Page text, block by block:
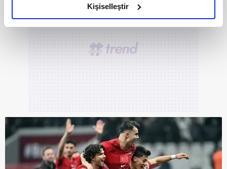
olduğunu ve sizlere en iyi içerikleri sunabilmek adına
elimizden gelen çabayı gösterdiğimizi ve bu noktada,
reklamların maliyetlerimizi karşılamak noktasında tek gelir
kalemimiz olduğunu sizlere hatırlatmak isteriz.
Her halükârda, kullanıcılar, bu çerezlere izin vermedikleri
takdirde, kullanıcılara hedefli reklamlar
gösterilmeyecektir."
Sizlere daha iyi bir hizmet sunabilmek için İnternet
Sitemizde kendimize ve üçüncü kişilere ait çerezler
kullanılmaktadır. Bu çerezler vasıtasıyla çeşitli kişisel
verileriniz işlenmekte olup gerekli olan çerezler bilgi
toplumu hizmetlerinin sunulması amacıyla
Kişiselleştir